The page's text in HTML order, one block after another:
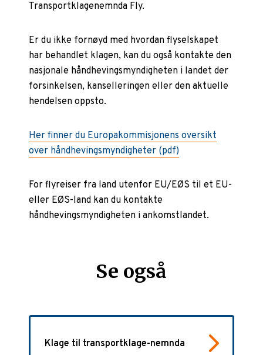
Transportklagenemnda Fly.
Er du ikke fornøyd med hvordan flyselskapet
har behandlet klagen, kan du også kontakte den
nasjonale håndhevingsmyndigheten i landet der
forsinkelsen, kanselleringen eller den aktuelle
hendelsen oppsto.
Her finner du Europakommisjonens oversikt
over håndhevingsmyndigheter (pdf)
For flyreiser fra land utenfor EU/EØS til et EU-
eller EØS-land kan du kontakte
håndhevingsmyndigheten i ankomstlandet.
Se også
Klage til transportklage-nemnda